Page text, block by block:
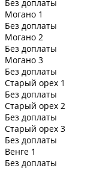
Без доплаты
Могано 1
Без доплаты
Могано 2
Без доплаты
Могано 3
Без доплаты
Старый орех 1
Без доплаты
Старый орех 2
Без доплаты
Старый орех 3
Без доплаты
Венге 1
Без доплаты